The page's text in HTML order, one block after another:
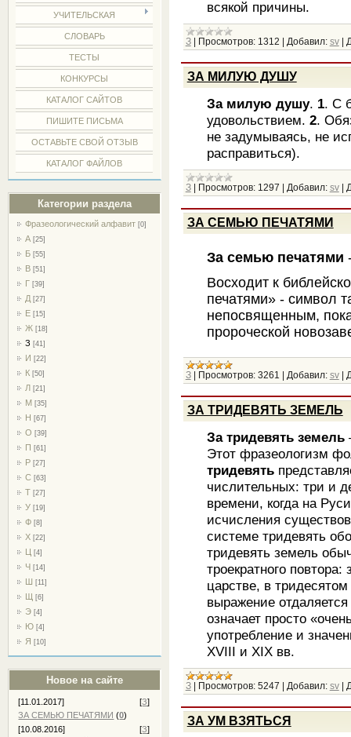
УЧИТЕЛЬСКАЯ
СЛОВАРЬ
ТЕСТЫ
КОНКУРСЫ
КАТАЛОГ САЙТОВ
ПИШИТЕ ПИСЬМА
ОСТАВЬТЕ СВОЙ ОТЗЫВ
КАТАЛОГ ФАЙЛОВ
Категории раздела
Фразеологический алфавит [0]
А [25]
Б [55]
В [51]
Г [39]
Д [27]
Е [15]
Ж [18]
З [41]
И [22]
К [50]
Л [21]
М [35]
Н [67]
О [39]
П [61]
Р [27]
С [63]
Т [27]
У [19]
Ф [8]
Х [22]
Ц [4]
Ч [14]
Ш [11]
Щ [6]
Э [4]
Ю [4]
Я [10]
Новое на сайте
[11.01.2017] [З]
ЗА СЕМЬЮ ПЕЧАТЯМИ (0)
[10.08.2016]
[З]
всякой причины.
З| Просмотров: 1312 | Добавил: sv|
ЗА МИЛУЮ ДУШУ
За милую душу. 1. С
удовольствием. 2.
не задумываясь, не
расправиться).
З| Просмотров: 1297 | Добавил: sv|
ЗА СЕМЬЮ ПЕЧАТЯМИ
За семью печатями
Восходит к
печатями» - символ
непосвященным,
пророческой
З| Просмотров: 3261 | Добавил: sv|
ЗА ТРИДЕВЯТЬ ЗЕМЕЛЬ
За тридевять земель
Этот фразеологизм
тридевять
числительных: три и
времени, когда на
исчисления
системе тридевять
тридевять земель
троекратного
царстве, в тридесятом
выражение отдаляется
означает просто
употребление и
XVIII и XIX вв.
З| Просмотров: 5247 | Добавил: sv|
ЗА УМ ВЗЯТЬСЯ